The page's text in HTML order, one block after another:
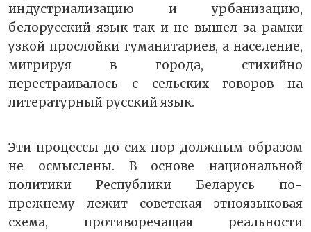
индустриализацию и урбанизацию,
белорусский язык так и не вышел за рамки
узкой прослойки гуманитариев, а население,
мигрируя в города, стихийно
перестраивалось с сельских говоров на
литературный русский язык.
Эти процессы до сих пор должным образом
не осмыслены. В основе национальной
политики Республики Беларусь по-
прежнему лежит советская этноязыковая
схема, противоречащая реальности